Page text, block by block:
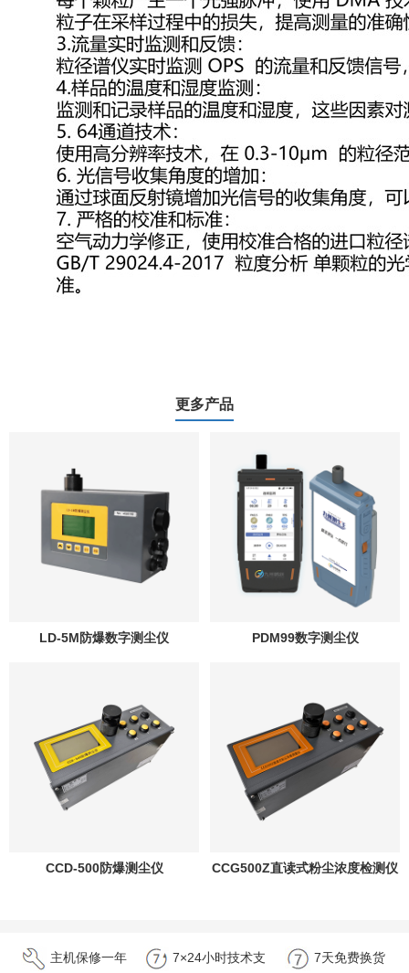
更多产品
LD-5M防爆数字测尘仪 PDM99数字测尘仪
CCD-500防爆测尘仪 CCG500Z直读式粉尘浓度检测仪
主机保修一年 7×24小时技术支 7天免费换货